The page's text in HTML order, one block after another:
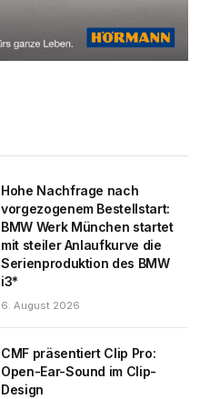
Hohe Nachfrage nach
vorgezogenem Bestellstart:
BMW Werk München startet
mit steiler Anlaufkurve die
Serienproduktion des BMW
i3*
6. August 2026
CMF präsentiert Clip Pro:
Open-Ear-Sound im Clip-
Design